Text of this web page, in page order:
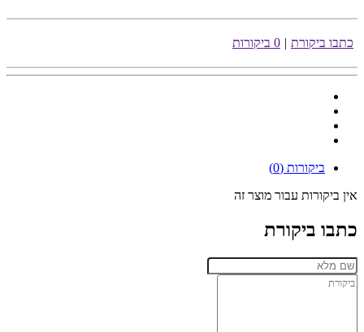
כתבו ביקורת | 0 ביקורות
ביקורות (0)
אין ביקורות עבור מוצר זה
כתבו ביקורת